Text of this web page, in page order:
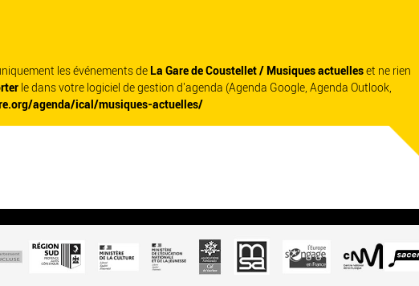
les événements de La Gare de Coustellet / Musiques actuelleset ne rien
le dans votre logiciel de gestion d'agenda (Agenda Google, Agenda Outlook,
agenda/ical/musiques-actuelles/